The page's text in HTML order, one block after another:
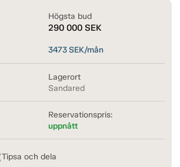
Högsta bud
290 000 SEK
3473SEK/mån
Lagerort
Sandared
Reservationspris:
uppnått
Tipsa och dela